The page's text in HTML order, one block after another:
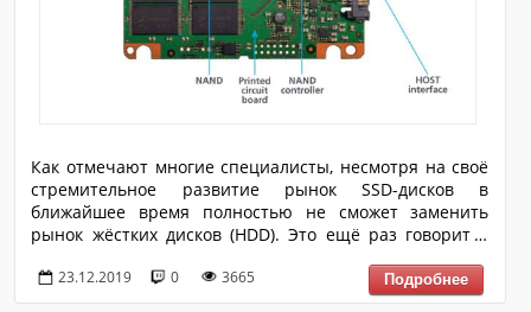
Как отмечают многие специалисты, несмотря на своё
стремительное развитие рынок SSD-дисков в
ближайшее время полностью не сможет заменить
рынок жёстких дисков (HDD). Это ещё раз говорит о
одна из лучших коллабораций между устройствами
компьютера. Не раз уже было замечено на практике,
23.12.2019 0 3665